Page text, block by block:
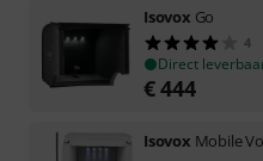
Isovox Go
4
Direct
€444
Isovox Mobile